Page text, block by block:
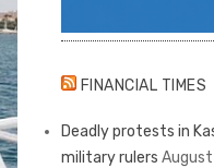
FINANCIAL TIMES
Deadly protests in
military rulers